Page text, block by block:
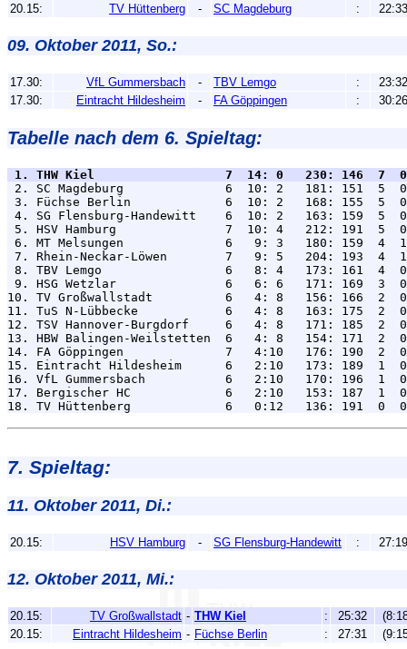
20.15:
TV Hüttenberg - SC Magdeburg : 22:33
09. Oktober 2011, So.:
17.30: VfL Gummersbach - TBV Lemgo :
23:32
17.30:
Eintracht Hildesheim - FA Göppingen : 30:26
Tabelle nach dem 6. Spieltag:
1. THW Kiel                  7  14: 0   230: 146  7
2. SC Magdeburg              6  10: 2   181: 151  5
3. Füchse Berlin             6  10: 2   168: 155  5
4. SG Flensburg-Handewitt    6  10: 2   163: 159  5
5. HSV Hamburg               7  10: 4   212: 191  5
6. MT Melsungen              6   9: 3   180: 159  4
7. Rhein-Neckar-Löwen        7   9: 5   204: 193  4
8. TBV Lemgo                 6   8: 4   173: 161  4
9. HSG Wetzlar               6   6: 6   171: 169  3
10. TV Großwallstadt          6   4: 8   156: 166  2
11. TuS N-Lübbecke            6   4: 8   163: 175  2
12. TSV Hannover-Burgdorf     6   4: 8   171: 185  2
13. HBW Balingen-Weilstetten  6   4: 8   154: 171  2
14. FA Göppingen              7   4:10   176: 190  2
15. Eintracht Hildesheim      6   2:10   173: 189  1
16. VfL Gummersbach           6   2:10   170: 196  1
17. Bergischer HC             6   2:10   153: 187  1
7. Spieltag:
11. Oktober 2011, Di.:
20.15: HSV Hamburg - SG Flensburg-Handewitt : 27:19
12. Oktober 2011, Mi.:
20.15: TV Großwallstadt - THW Kiel : 25:32
20.15:
Eintracht Hildesheim - Füchse Berlin : 27:31